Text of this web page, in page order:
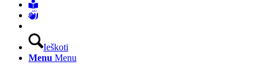
Ieškoti
Menu Menu